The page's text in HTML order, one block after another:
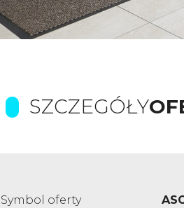
SZCZEGÓŁY
Symbol oferty